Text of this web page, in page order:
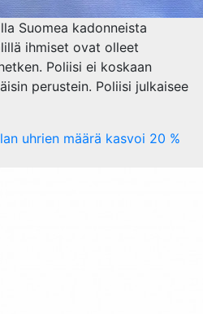
Suomea kadonneista
ihmiset ovat olleet
Poliisi ei koskaan
perustein. Poliisi julkaisee
uhrien määrä kasvoi 20 %